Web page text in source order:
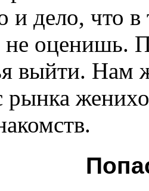
и дело, что
оценишь.
выйти. Нам